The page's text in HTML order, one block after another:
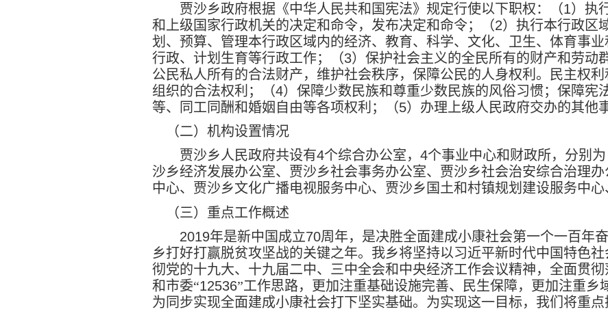
贾沙乡政府根据《中华人民共和国宪法》规定行使以下职权：（1）执
和上级国家行政机关的决定和命令，发布决定和命令；（2）执行本行政区
划、预算、管理本行政区域内的经济、教育、科学、文化、卫生、体育事
行政、计划生育等行政工作；（3）保护社会主义的全民所有的财产和劳动
公民私人所有的合法财产，维护社会秩序，保障公民的人身权利。民主权
组织的合法权利；（4）保障少数民族和尊重少数民族的风俗习惯；保障宪
等、同工同酬和婚姻自由等各项权利；（5）办理上级人民政府交办的其他
（二）机构设置情况
贾沙乡人民政府共设有4个综合办公室， 4个事业中心和财政所，分别
沙乡经济发展办公室、贾沙乡社会事务办公室、贾沙乡社会治安综合治理
中心、贾沙乡文化广播电视服务中心、贾沙乡国土和村镇规划建设服务中心
（三）重点工作概述
2019年是新中国成立70周年，是决胜全面建成小康社会第一个一百年
乡打好打赢脱贫攻坚战的关键之年。我乡将坚持以习近平新时代中国特色
彻党的十九大、十九届二中、三中全会和中央经济工作会议精神，全面贯彻
和市委“12536”工作思路，更加注重基础设施完善、民生保障，更加注重乡
为同步实现全面建成小康社会打下坚实基础。为实现这一目标，我们将重点